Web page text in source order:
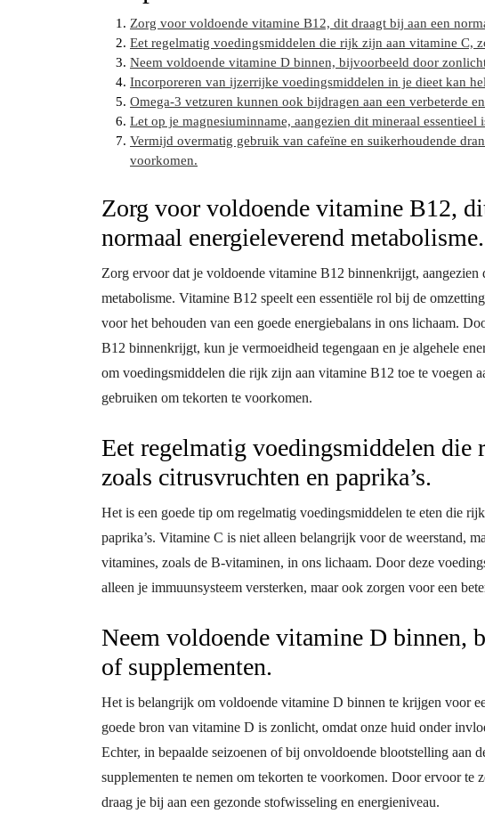
Zorg voor voldoende vitamine B12, dit draagt bij aan een
Eet regelmatig voedingsmiddelen die rijk zijn aan vitamine C,
Neem voldoende vitamine D binnen, bijvoorbeeld door
Incorporeren van ijzerrijke voedingsmiddelen in je dieet kan
Omega-3 vetzuren kunnen ook bijdragen aan een verbeterde
Let op je magnesiuminname, aangezien dit mineraal essentieel
Vermijd overmatig gebruik van cafeïne en suikerhoudende
voorkomen.
Zorg voor voldoende vitamine B12,
normaal energieleverend metabolisme.
Zorg ervoor dat je voldoende vitamine B12 binnenkrijgt, aangezien
metabolisme. Vitamine B12 speelt een essentiële rol bij de
voor het behouden van een goede energiebalans in ons lichaam.
B12 binnenkrijgt, kun je vermoeidheid tegengaan en je algehele
om voedingsmiddelen die rijk zijn aan vitamine B12 toe te voegen
gebruiken om tekorten te voorkomen.
Eet regelmatig voedingsmiddelen
zoals citrusvruchten en paprika’s.
Het is een goede tip om regelmatig voedingsmiddelen te eten die
paprika’s. Vitamine C is niet alleen belangrijk voor de weerstand,
vitamines, zoals de B-vitaminen, in ons lichaam. Door deze
alleen je immuunsysteem versterken, maar ook zorgen voor een
Neem voldoende vitamine D binnen,
of supplementen.
Het is belangrijk om voldoende vitamine D binnen te krijgen voor
goede bron van vitamine D is zonlicht, omdat onze huid onder
Echter, in bepaalde seizoenen of bij onvoldoende blootstelling aan
supplementen te nemen om tekorten te voorkomen. Door ervoor
draag je bij aan een gezonde stofwisseling en energieniveau.